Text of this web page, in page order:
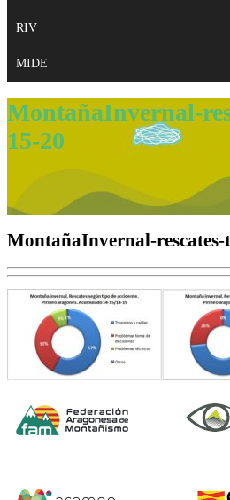
RIV
MIDE
MontañaInvernal-
15-20
MontañaInvernal-rescates-